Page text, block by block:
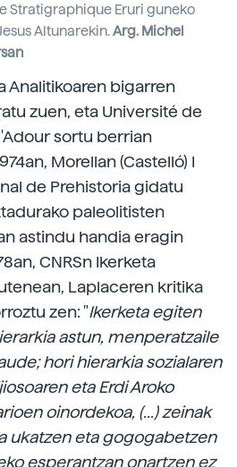
Stratigraphique Eruri guneko
Altunarekin.Arg. Michel
Analitikoaren bigarren
zuen, eta Université de
sortu berrian
Morellan (Castelló) I
de Prehistoria gidatu
paleolitisten
astindu handia eragin
CNRSn Ikerketa
Laplaceren kritika
zen: "Ikerketa egiten
astun, menperatzaile
hori hierarkia sozialaren
eta Erdi Aroko
oinordekoa, (...) zeinak
ukatzen eta gogogabetzen
esperantzan onartzen ez